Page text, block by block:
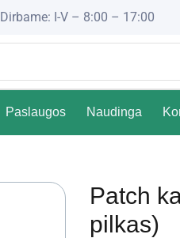
Dirbame: I-V – 8:00 – 17:00
Paslaugos Naudinga
Patch
pilkas)